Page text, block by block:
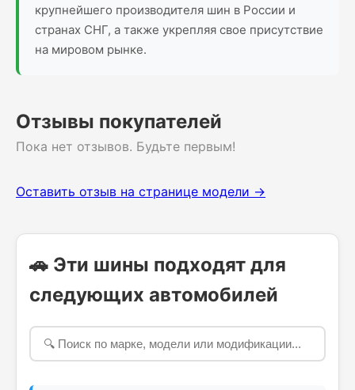
крупнейшего производителя шин в России и
странах СНГ, а также укрепляя свое присутствие
на мировом рынке.
Отзывы покупателей
Пока нет отзывов. Будьте первым!
Оставить отзыв на странице модели →
🚗 Эти шины подходят для
следующих автомобилей